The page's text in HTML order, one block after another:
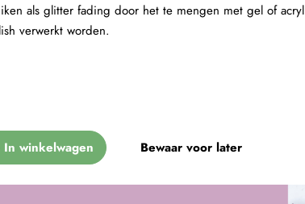
In winkelwagen Bewaar voor later
als glitter fading door het te mengen met gel of
verwerkt worden.